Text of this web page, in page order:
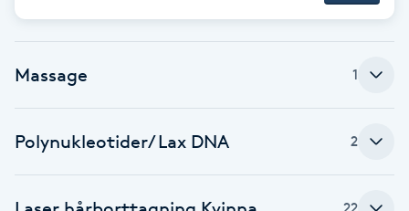
Damklippning
Dermapen
Diamantslipning
E
Massage 1
Polynukleotider/ Lax DNA 2